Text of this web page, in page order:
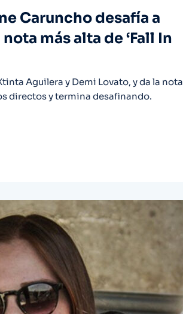
Caruncho desafía a
más alta de ‘Fall In
Aguilera y Demi Lovato, y da la nota
directos y termina desafinando.